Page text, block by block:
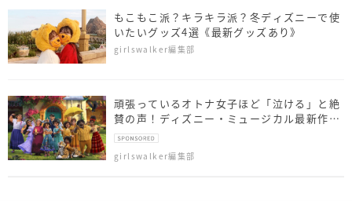
もこもこ派？キラキラ派？冬ディズニーで使
いたいグッズ4選《最新グッズあり》
girlswalker編集部
頑張っているオトナ女子ほど「泣ける」と絶
賛の声！ディズニー・ミュージカル最新作
『ミラベルと魔法だらけの家』最速レビュー
girlswalker編集部